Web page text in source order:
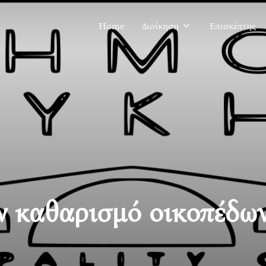
Home Διοίκηση Επισκέπτης
καθαρισμό